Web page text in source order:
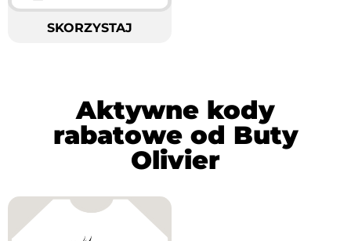
SKORZYSTAJ
Aktywne kody
rabatowe od Buty
Olivier